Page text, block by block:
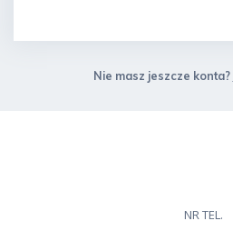
Nie masz jeszcze konta?
NR TEL.